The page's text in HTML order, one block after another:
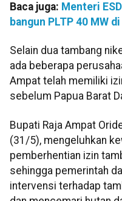
Baca juga: Menteri
bangun PLTP 40 MW
Selain dua tambang
ada beberapa
Ampat telah memiliki
sebelum Papua Barat
Bupati Raja Ampat
(31/5), mengeluhkan
pemberhentian izin
sehingga pemerintah
intervensi terhadap